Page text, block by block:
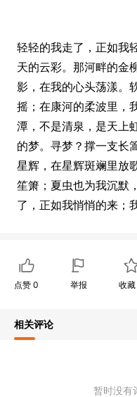
轻轻的我走了，正如我
天的云彩。那河畔的金
影，在我的心头荡漾。
摇；在康河的柔波里，
潭，不是清泉，是天上
的梦。寻梦？撑一支长
星辉，在星辉斑斓里放
笙箫；夏虫也为我沉默
了，正如我悄悄的来；
点赞 0 举报 收
相关评论
暂时没有